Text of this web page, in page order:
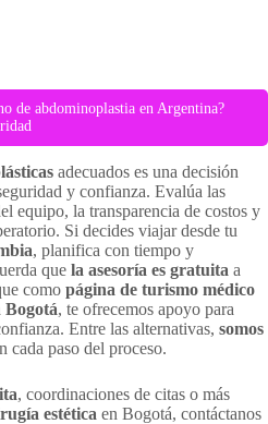
de abdominoplastia en Argentina?
adecuados es una decisión
y confianza. Evalúa las
equipo, la transparencia de costos y
Si decides viajar desde tu
, planifica con tiempo y
que la asesoría es gratuita a
como página de turismo médico
Bogotá, te ofrecemos apoyo para
Entre las alternativas, somos
cada paso del proceso.
, coordinaciones de citas o más
estética en Bogotá, contáctanos